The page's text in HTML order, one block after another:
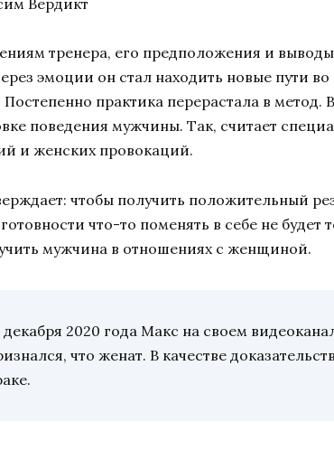
тренера, его предположения и
эмоции он стал находить новые пути
практика перерастала в метод.
поведения мужчины. Так, считает
и женских провокаций.
чтобы получить положительный
что-то поменять в себе не
мужчина в отношениях с женщиной.
декабря 2020 года Макс на своем
что женат. В качестве